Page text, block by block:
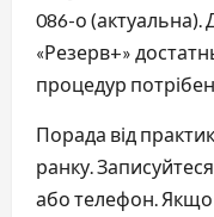
086-о (актуальна).
«Резерв+»
процедур
Порада від
ранку.
або телефон.